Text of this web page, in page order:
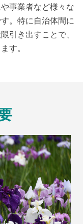
事業者など様々な
。特に自治体間に
引き出すことで、
す。